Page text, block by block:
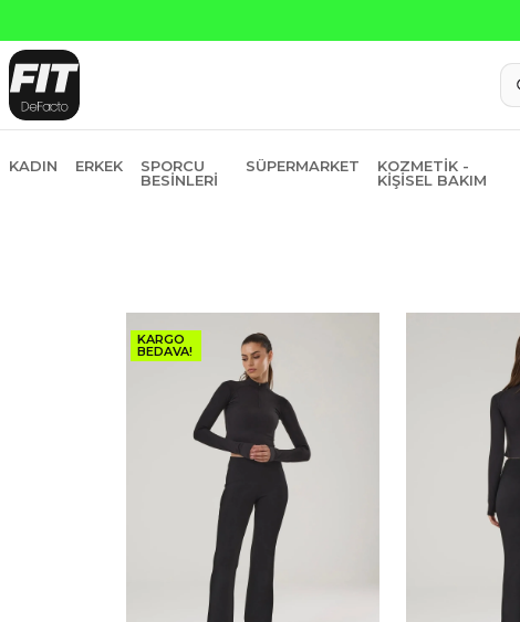
KADIN ERKEK
SPORCU
BESINLERI
SÜPERMARKET
KOZMETIK -
KIŞISEL BAKIM
KARGO
BEDAVA!